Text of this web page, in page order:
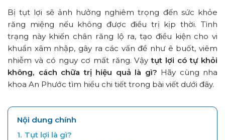
Bị tụt lợi sẽ ảnh hưởng nghiêm trọng đến sức khỏe
răng miệng nếu không được điều trị kịp thời. Tình
trạng này khiến chân răng lộ ra, tạo điều kiện cho vi
khuẩn xâm nhập, gây ra các vấn đề như ê buốt, viêm
nhiễm và có nguy cơ mất răng. Vậytụt lợi có tự khỏi
không, cách chữa trị hiệu quả là gì? Hãy cùng nha
khoa An Phước tìm hiểu chi tiết trong bài viết dưới đây.
Nội dung chính
1. Tụt lợi là gì?